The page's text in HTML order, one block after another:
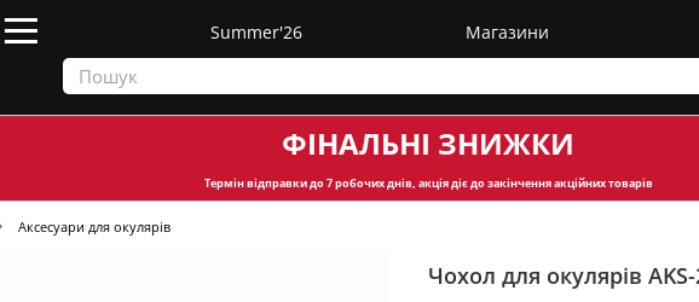
Summer'26 Магазини
ФІНАЛЬНІ ЗНИЖКИ
Термін відправкидо 7 робочих днів, акція діє до закінчення акційних товарів
Аксесуари для окулярів
Чохол для окулярів AKS-